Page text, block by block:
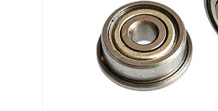
Piese electrice si electronice